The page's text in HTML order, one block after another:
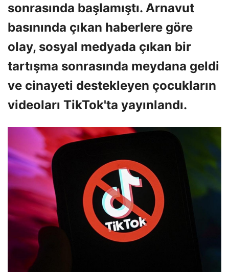
sonrasında başlamıştı. Arnavut
basınında çıkan haberlere göre
olay, sosyal medyada çıkan bir
tartışma sonrasında meydana geldi
ve cinayeti destekleyen çocukların
videoları TikTok'ta yayınlandı.